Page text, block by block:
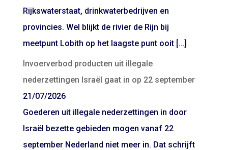
Rijkswaterstaat, drinkwaterbedrijven en
provincies. Wel blijkt de rivier de Rijn bij
meetpunt Lobith op het laagste punt ooit […]
Invoerverbod producten uit illegale
nederzettingen Israël gaat in op 22 september
21/07/2026
Goederen uit illegale nederzettingen in door
Israël bezette gebieden mogen vanaf 22
september Nederland niet meer in. Dat schrijft